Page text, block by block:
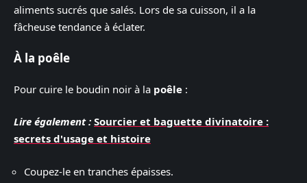
aliments sucrés que salés. Lors de sa cuisson, il a la
fâcheuse tendance à éclater.
À la poêle
Pour cuire le boudin noir à la poêle :
Lire également : Sourcier et baguette divinatoire :
secrets d'usage et histoire
Coupez-le en tranches épaisses.